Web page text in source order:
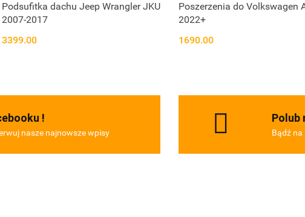
Podsufitka dachu Jeep Wrangler JKU
2007-2017
3399.00
Poszerzenia do Volkswagen
2022+
1690.00
!
nasze najnowsze wpisy
Polub
Bądź